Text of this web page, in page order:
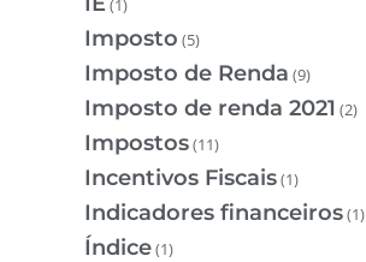
(1)
Imposto (5)
Imposto de Renda (9)
Imposto de renda 2021 (2)
Impostos(11)
Incentivos Fiscais(1)
Indicadores financeiros(1)
Índice(1)